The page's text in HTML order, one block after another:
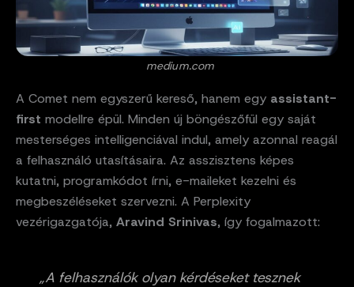
medium.com
A Comet nem egyszerű kereső, hanem egy assistant-
first modellre épül. Minden új böngészőfül egy saját
mesterséges intelligenciával indul, amely azonnal reagál
a felhasználó utasításaira. Az asszisztens képes
kutatni, programkódot írni, e-maileket kezelni és
megbeszéléseket szervezni. A Perplexity
vezérigazgatója, Aravind Srinivas, így fogalmazott:
„A felhasználók olyan kérdéseket tesznek